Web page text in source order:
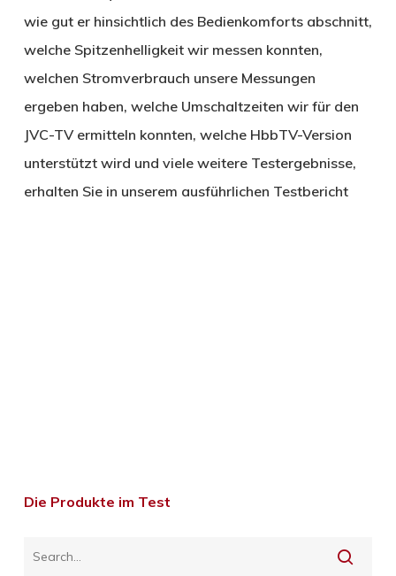
wie gut er hinsichtlich des Bedienkomforts abschnitt,
welche Spitzenhelligkeit wir messen konnten,
welchen Stromverbrauch unsere Messungen
ergeben haben, welche Umschaltzeiten wir für den
JVC-TV ermitteln konnten, welche HbbTV-Version
unterstützt wird und viele weitere Testergebnisse,
erhalten Sie in unserem ausführlichen Testbericht
Die Produkte im Test